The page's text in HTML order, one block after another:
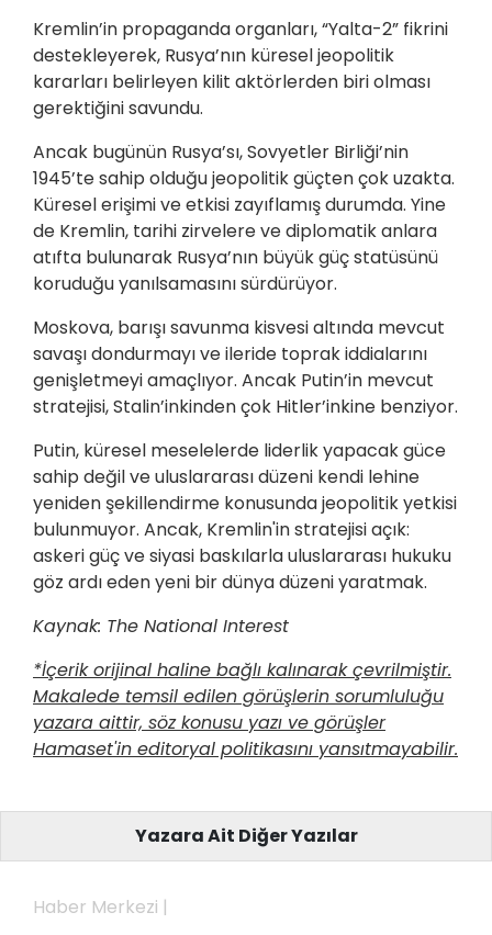
Kremlin’in propaganda organları, “Yalta-2” fikrini
destekleyerek, Rusya’nın küresel jeopolitik
kararları belirleyen kilit aktörlerden biri olması
gerektiğini savundu.
Ancak bugünün Rusya’sı, Sovyetler Birliği’nin
1945’te sahip olduğu jeopolitik güçten çok uzakta.
Küresel erişimi ve etkisi zayıflamış durumda. Yine
de Kremlin, tarihi zirvelere ve diplomatik anlara
atıfta bulunarak Rusya’nın büyük güç statüsünü
koruduğu yanılsamasını sürdürüyor.
Moskova, barışı savunma kisvesi altında mevcut
savaşı dondurmayı ve ileride toprak iddialarını
genişletmeyi amaçlıyor. Ancak Putin’in mevcut
stratejisi, Stalin’inkinden çok Hitler’inkine benziyor.
Putin, küresel meselelerde liderlik yapacak güce
sahip değil ve uluslararası düzeni kendi lehine
yeniden şekillendirme konusunda jeopolitik yetkisi
bulunmuyor. Ancak, Kremlin'in stratejisi açık:
askeri güç ve siyasi baskılarla uluslararası hukuku
göz ardı eden yeni bir dünya düzeni yaratmak.
Kaynak: The National Interest
*İçerik orijinal haline bağlı kalınarak çevrilmiştir.
Makalede temsil edilen görüşlerin sorumluluğu
yazara aittir, söz konusu yazı ve görüşler
Hamaset'in editoryal politikasını yansıtmayabilir.
Yazara Ait Diğer Yazılar
Haber Merkezi |